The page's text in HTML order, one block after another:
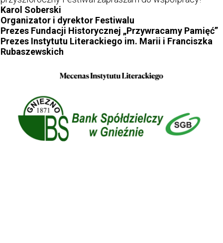
Karol Soberski
Organizator i dyrektor Festiwalu
Prezes Fundacji Historycznej „Przywracamy Pamięć”
Prezes Instytutu Literackiego im. Marii i Franciszka
Rubaszewskich